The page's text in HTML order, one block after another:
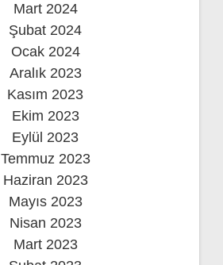
Mart 2024
Şubat 2024
Ocak 2024
Aralık 2023
Kasım 2023
Ekim 2023
Eylül 2023
Temmuz 2023
Haziran 2023
Mayıs 2023
Nisan 2023
Mart 2023